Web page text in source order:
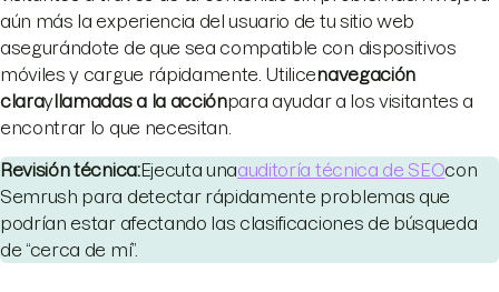
aún más la experiencia del usuario de tu sitio web
asegurándote de que sea compatible con dispositivos
móviles y cargue rápidamente. Utilicenavegación
clarayllamadas a la acciónpara ayudar a los visitantes a
encontrar lo que necesitan.
Revisión técnica:Ejecuta unaauditoría técnica de SEOcon
Semrush para detectar rápidamente problemas que
podrían estar afectando las clasificaciones de búsqueda
de “cerca de mí”.